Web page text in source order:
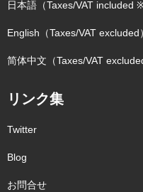
日本語（Taxes/VAT included
English（Taxes/VAT excluded）
简体中文（Taxes/VAT
リンク集
Twitter
Blog
お問合せ